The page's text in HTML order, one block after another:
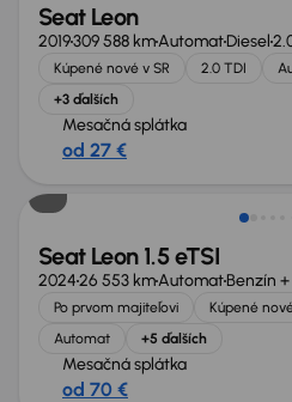
Seat Leon
2019309 588 kmAutomatDiesel
Kúpené nové v SR 2.0 TDI
+3 ďalších
Mesačná splátka
od 27 €
Nové v ponuke
Seat Leon 1.5 eTSI
202426 553 kmAutomatBenzín
Po prvom majiteľovi Kúpené
Automat
+5 ďalších
Mesačná splátka
od 70 €